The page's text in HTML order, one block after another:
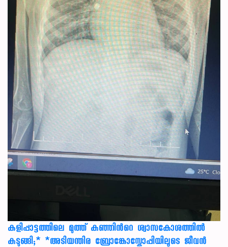
കളിപ്പാട്ടത്തിലെ മുത്ത് കുഞ്ഞിന്‍റെ ശ്വാസകോശത്തിൽ
കുടുങ്ങി;* *അടിയന്തിര ബ്രോങ്കോസ്കോപ്പിയിലൂടെ ജീവൻ